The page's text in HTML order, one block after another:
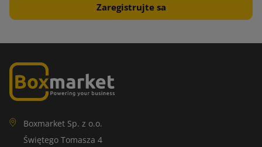
Boxmarket Sp. z o.o.
Świętego Tomasza 4